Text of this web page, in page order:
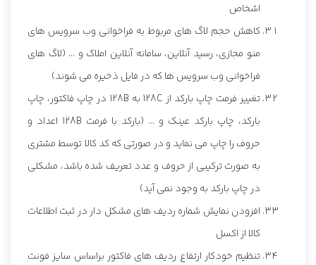
اشخاص
کاهش حجم لاگ های مربوط به فراخوانی وب سرویس های
منو مجازی، رسید آنلاین، سامانه آنلاین املاک و ... (لاگ های
فراخوانی وب سرویس ها که در فایل ذخیره می شوند)
تغییر فرمت چاپ بارکد از 128C به 128B در چاپ فاکتور، چاپ
بارکد، چاپ بارکد عینک و ... (بارکد با فرمت 128B اعداد و
حروف را چاپ می نماید و در صورتی که کد کالا توسط مشتری
به صورت ترکیبی از حروف و عدد تعریف شده باشد، مشکلی
در چاپ بارکد به وجود نمی آید)
افزودن نمایش شماره ردیف های مشکل دار در ثبت اطلاعات
کالا از اکسل
تنظیم خودکار ارتفاع ردیف های فاکتور براساس سایز فونت